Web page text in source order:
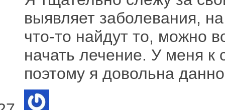
выявляет заболевания,
что-то найдут то, можно
начать лечение. У меня к
поэтому я довольна